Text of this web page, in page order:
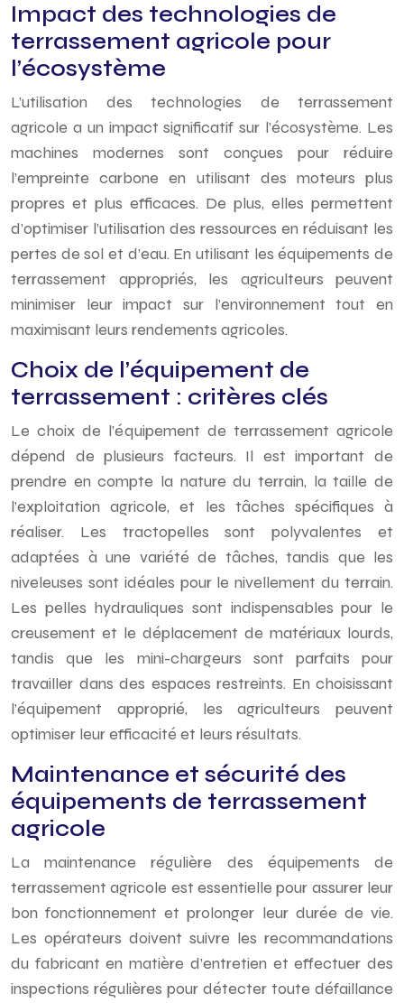
Impact des technologies de
terrassement agricole pour
l’écosystème
L’utilisation des technologies de terrassement
agricole a un impact significatif sur l’écosystème. Les
machines modernes sont conçues pour réduire
l’empreinte carbone en utilisant des moteurs plus
propres et plus efficaces. De plus, elles permettent
d’optimiser l’utilisation des ressources en réduisant les
pertes de sol et d’eau. En utilisant les équipements de
terrassement appropriés, les agriculteurs peuvent
minimiser leur impact sur l’environnement tout en
maximisant leurs rendements agricoles.
Choix de l’équipement de
terrassement : critères clés
Le choix de l’équipement de terrassement agricole
dépend de plusieurs facteurs. Il est important de
prendre en compte la nature du terrain, la taille de
l’exploitation agricole, et les tâches spécifiques à
réaliser. Les tractopelles sont polyvalentes et
adaptées à une variété de tâches, tandis que les
niveleuses sont idéales pour le nivellement du terrain.
Les pelles hydrauliques sont indispensables pour le
creusement et le déplacement de matériaux lourds,
tandis que les mini-chargeurs sont parfaits pour
travailler dans des espaces restreints. En choisissant
l’équipement approprié, les agriculteurs peuvent
optimiser leur efficacité et leurs résultats.
Maintenance et sécurité des
équipements de terrassement
agricole
La maintenance régulière des équipements de
terrassement agricole est essentielle pour assurer leur
bon fonctionnement et prolonger leur durée de vie.
Les opérateurs doivent suivre les recommandations
du fabricant en matière d’entretien et effectuer des
inspections régulières pour détecter toute défaillance